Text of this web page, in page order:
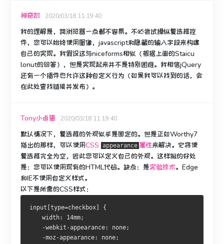
神奇凯 2020/03/18 11:19:40
我的理解是，跨浏览器一点都不容易。 不必尝试操纵复选框控
件，您可以始终使用图像，javascript和隐藏的输入字段来构建
自己的实现。 我假设这与niceforms相似（根据上面的Staicu
lonut的回答），但是实现起来并不是特别困难。 我相信jQuery
还有一个插件也允许这种自定义行为（如果我可以找到的话，会
在此处查找链接并发布）。
Tony小卤蛋 2020/03/18 11:19:40
默认情况下，复选框的外观似乎是固定的。 但是正如Worthy7
指出的那样，可以使用CSS appearance 属性来解决。 它将使
复选框完全为空，因此您可以定义自己的外观。 这样做的好处
是：您可以使用现有的HTML代码。 缺点：是实验技术。 Edge
和IE不使用自定义样式。
以下是所需的CSS样式：
input[type=checkbox] {
    width: 14mm;
    -webkit-appearance: none;
    -moz-appearance: none;